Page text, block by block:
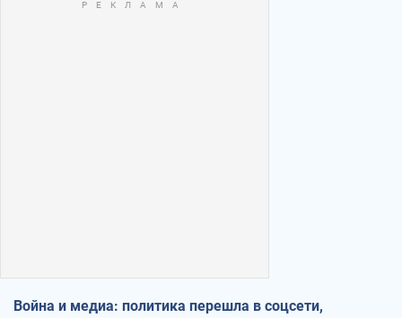
Война и медиа: политика перешла в соцсети,